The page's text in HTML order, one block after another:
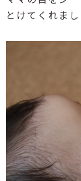
とけてくれまし